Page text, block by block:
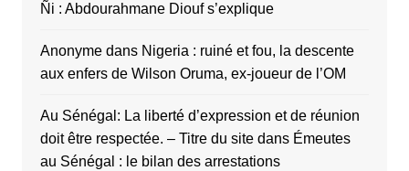
Ñi : Abdourahmane Diouf s’explique
Anonymedans Nigeria : ruiné et fou, la descente
aux enfers de Wilson Oruma, ex-joueur de l’OM
Au Sénégal: La liberté d’expression et de réunion
doit être respectée. – Titre du sitedans Émeutes
au Sénégal : le bilan des arrestations